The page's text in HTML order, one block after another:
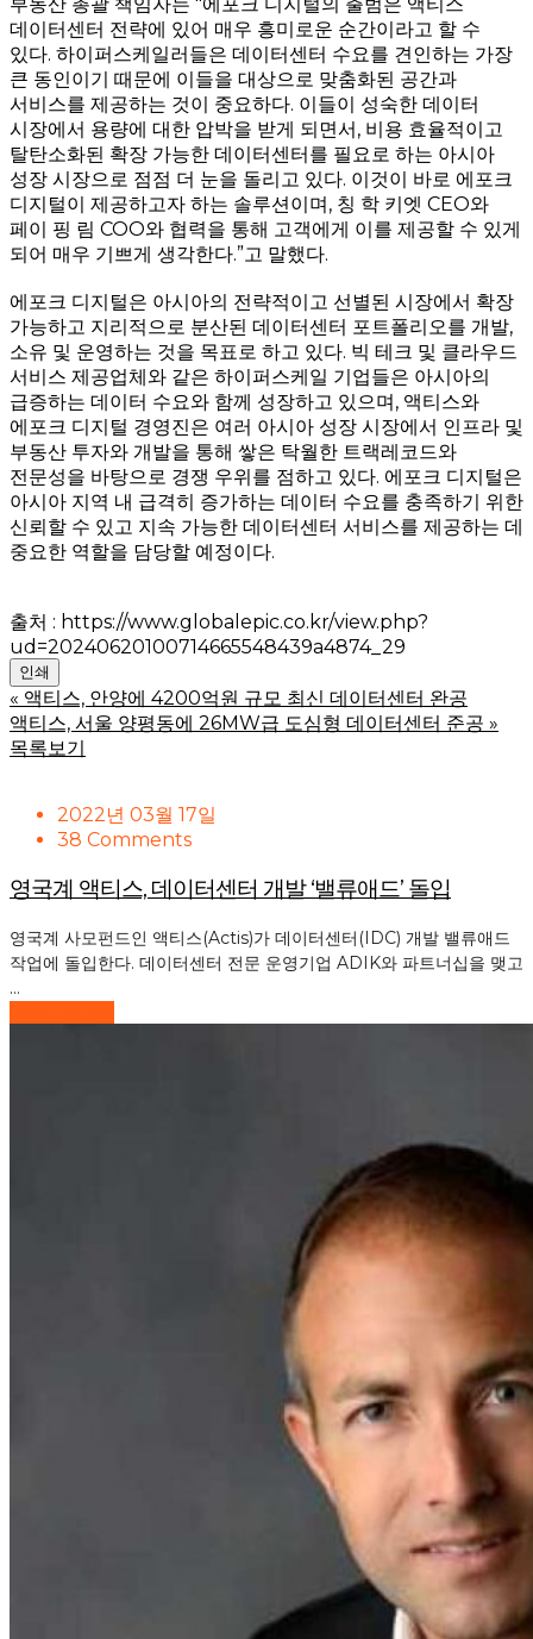
데이터센터 전략에 있어 매우 흥미로운 순간이라고 할 수
있다. 하이퍼스케일러들은 데이터센터 수요를 견인하는 가장
큰 동인이기 때문에 이들을 대상으로 맞춤화된 공간과
서비스를 제공하는 것이 중요하다. 이들이 성숙한 데이터
시장에서 용량에 대한 압박을 받게 되면서, 비용 효율적이고
탈탄소화된 확장 가능한 데이터센터를 필요로 하는 아시아
성장 시장으로 점점 더 눈을 돌리고 있다. 이것이 바로 에포크
디지털이 제공하고자 하는 솔루션이며, 칭 학 키엣 CEO와
페이 핑 림 COO와 협력을 통해 고객에게 이를 제공할 수 있게
되어 매우 기쁘게 생각한다.”고 말했다.
에포크 디지털은 아시아의 전략적이고 선별된 시장에서 확장
가능하고 지리적으로 분산된 데이터센터 포트폴리오를 개발,
소유 및 운영하는 것을 목표로 하고 있다. 빅 테크 및 클라우드
서비스 제공업체와 같은 하이퍼스케일 기업들은 아시아의
급증하는 데이터 수요와 함께 성장하고 있으며, 액티스와
에포크 디지털 경영진은 여러 아시아 성장 시장에서 인프라 및
부동산 투자와 개발을 통해 쌓은 탁월한 트랙레코드와
전문성을 바탕으로 경쟁 우위를 점하고 있다. 에포크 디지털은
아시아 지역 내 급격히 증가하는 데이터 수요를 충족하기 위한
신뢰할 수 있고 지속 가능한 데이터센터 서비스를 제공하는 데
중요한 역할을 담당할 예정이다.
출처 : https://www.globalepic.co.kr/view.php?
ud=20240620100714665548439a4874_29
인쇄
« 액티스, 안양에 4200억원 규모 최신 데이터센터 완공
액티스, 서울 양평동에 26MW급 도심형 데이터센터 준공 »
목록보기
2022년 03월 17일
38 Comments
영국계 액티스, 데이터센터 개발 ‘밸류애드’ 돌입
영국계 사모펀드인 액티스(Actis)가 데이터센터(IDC) 개발 밸류애드
작업에 돌입한다. 데이터센터 전문 운영기업 ADIK와 파트너십을 맺고
...